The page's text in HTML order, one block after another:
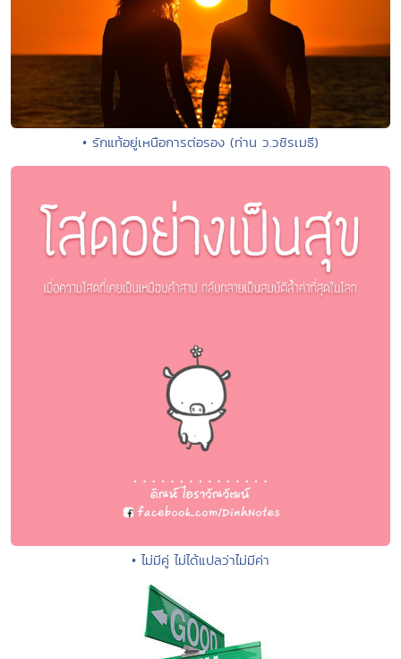
• รักแท้อยู่เหนือการต่อรอง (ท่าน ว.วชิรเมธี)
• ไม่มีคู่ ไม่ได้แปลว่าไม่มีค่า